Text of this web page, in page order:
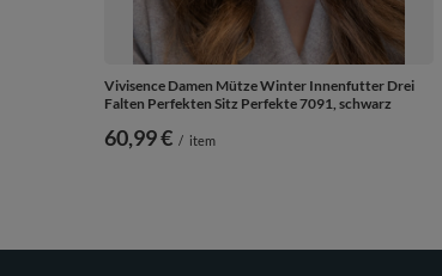
Vivisence Damen Mütze Winter Innenfutter Drei
Falten Perfekten Sitz Perfekte 7091, schwarz
60,99 € / item